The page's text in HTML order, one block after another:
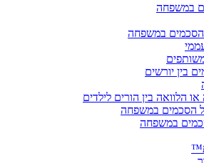
במשפחה
במשפחה
בין יורשים
הלוואה בין הורים לילדים
הסכמים במשפחה
במשפחה